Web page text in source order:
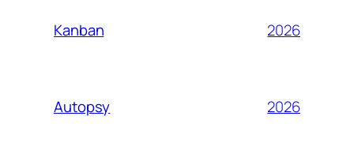
Kanban 2026
Autopsy 2026